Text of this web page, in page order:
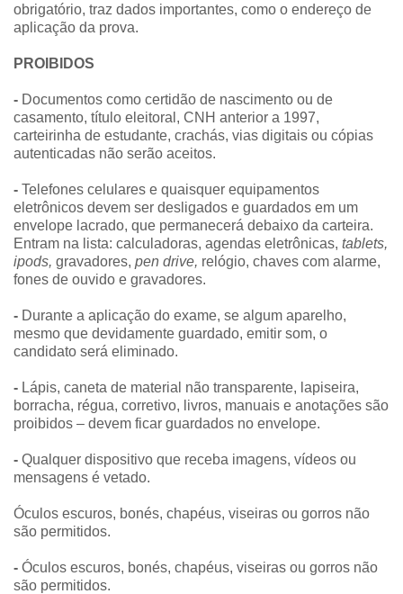
obrigatório, traz dados importantes, como o endereço de
aplicação da prova.
PROIBIDOS
- Documentos como certidão de nascimento ou de
casamento, título eleitoral, CNH anterior a 1997,
carteirinha de estudante, crachás, vias digitais ou cópias
autenticadas não serão aceitos.
- Telefones celulares e quaisquer equipamentos
eletrônicos devem ser desligados e guardados em um
envelope lacrado, que permanecerá debaixo da carteira.
Entram na lista: calculadoras, agendas eletrônicas, tablets,
ipods, gravadores, pen drive, relógio, chaves com alarme,
fones de ouvido e gravadores.
- Durante a aplicação do exame, se algum aparelho,
mesmo que devidamente guardado, emitir som, o
candidato será eliminado.
- Lápis, caneta de material não transparente, lapiseira,
borracha, régua, corretivo, livros, manuais e anotações são
proibidos – devem ficar guardados no envelope.
- Qualquer dispositivo que receba imagens, vídeos ou
mensagens é vetado.
Óculos escuros, bonés, chapéus, viseiras ou gorros não
são permitidos.
- Óculos escuros, bonés, chapéus, viseiras ou gorros não
são permitidos.